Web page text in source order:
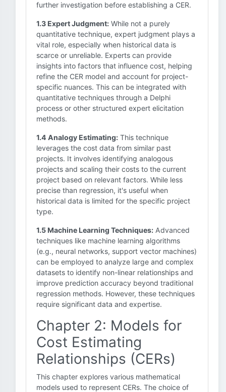
further investigation before establishing a CER.
1.3 Expert Judgment: While not a purely
quantitative technique, expert judgment plays a
vital role, especially when historical data is
scarce or unreliable. Experts can provide
insights into factors that influence cost, helping
refine the CER model and account for project-
specific nuances. This can be integrated with
quantitative techniques through a Delphi
process or other structured expert elicitation
methods.
1.4 Analogy Estimating: This technique
leverages the cost data from similar past
projects. It involves identifying analogous
projects and scaling their costs to the current
project based on relevant factors. While less
precise than regression, it's useful when
historical data is limited for the specific project
type.
1.5 Machine Learning Techniques: Advanced
techniques like machine learning algorithms
(e.g., neural networks, support vector machines)
can be employed to analyze large and complex
datasets to identify non-linear relationships and
improve prediction accuracy beyond traditional
regression methods. However, these techniques
require significant data and expertise.
Chapter 2: Models for
Cost Estimating
Relationships (CERs)
This chapter explores various mathematical
models used to represent CERs. The choice of